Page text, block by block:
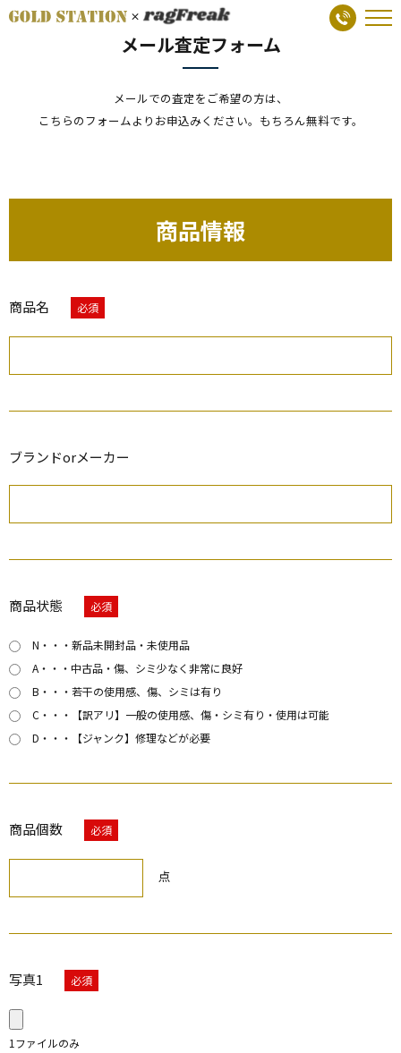
メール査定フォーム
メールでの査定をご希望の方は、
こちらのフォームよりお申込みください。もちろん無料です。
商品情報
商品名 必須
ブランドorメーカー
商品状態 必須
N・・・新品未開封品・未使用品
A・・・中古品・傷、シミ少なく非常に良好
B・・・若干の使用感、傷、シミは有り
C・・・【訳アリ】一般の使用感、傷・シミ有り・使用は可能
D・・・【ジャンク】修理などが必要
商品個数 必須
点
写真1 必須
1ファイルのみ